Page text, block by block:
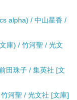
alpha) / 中山星香 /
庫) / 竹河聖 / 光文
田珠子 / 集英社 [文
河聖 / 光文社 [文庫]